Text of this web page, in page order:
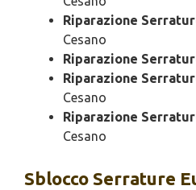
Riparazione
Cesano
Riparazione
Riparazione
Cesano
Riparazione
Cesano
Sblocco Serrature